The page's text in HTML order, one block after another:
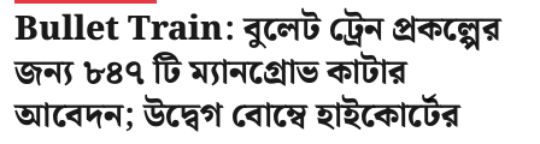
Bullet Train: বুলেট ট্রেন প্রকল্পের
জন্য ৮৪৭ টি ম্যানগ্রোভ কাটার
আবেদন; উদ্বেগ বোম্বে হাইকোর্টের